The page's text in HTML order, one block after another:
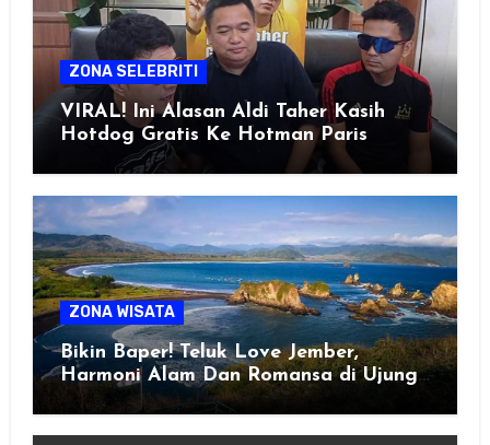
ZONA SELEBRITI
VIRAL! Ini Alasan Aldi Taher Kasih
Hotdog Gratis Ke Hotman Paris
ZONA WISATA
Bikin Baper! Teluk Love Jember,
Harmoni Alam Dan Romansa di Ujung
Selatan Jawa